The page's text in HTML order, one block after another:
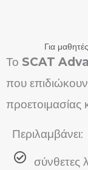
Για
Το SCAT
που
προετοιμασίας
Περιλαμβάνει:
σύνθετες